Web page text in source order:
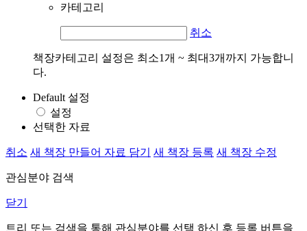
카테고리
취소
책장카테고리 설정은 최소1개 ~ 최대3개까지 가능합니
다.
Default 설정
설정
선택한 자료
취소 새 책장 만들어 자료 담기 새 책장 등록 새 책장 수정
관심분야 검색
닫기
트리 또는 검색을 통해 관심분야를 선택 하신 후 등록 버튼을